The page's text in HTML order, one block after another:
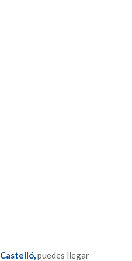
Castelló,puedes llegar